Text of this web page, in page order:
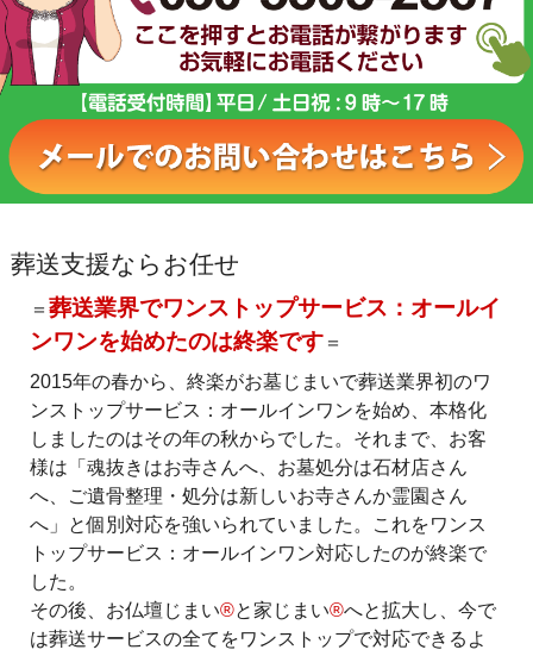
葬送支援ならお任せ
＝ 葬送業界でワンストップサービス：オールイ
ンワンを始めたのは終楽です＝
2015年の春から、終楽がお墓じまいで葬送業界初のワ
ンストップサービス：オールインワンを始め、本格化
しましたのはその年の秋からでした。それまで、お客
様は「魂抜きはお寺さんへ、お墓処分は石材店さん
へ、ご遺骨整理・処分は新しいお寺さんか霊園さん
へ」と個別対応を強いられていました。これをワンス
トップサービス：オールインワン対応したのが終楽で
した。
その後、お仏壇じまい®と家じまい®へと拡大し、今で
は葬送サービスの全てをワンストップで対応できるよ